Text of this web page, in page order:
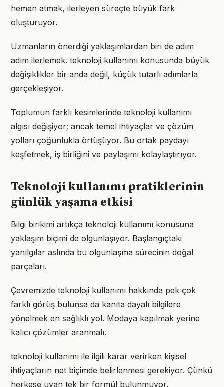
hemen atmak, ilerleyen süreçte büyük fark
oluşturuyor.
Uzmanların önerdiği yaklaşımlardan biri de adım
adım ilerlemek. teknoloji kullanımı konusunda büyük
değişiklikler bir anda değil, küçük tutarlı adımlarla
gerçekleşiyor.
Toplumun farklı kesimlerinde teknoloji kullanımı
algısı değişiyor; ancak temel ihtiyaçlar ve çözüm
yolları çoğunlukla örtüşüyor. Bu ortak paydayı
keşfetmek, iş birliğini ve paylaşımı kolaylaştırıyor.
Teknoloji kullanımı pratiklerinin
günlük yaşama etkisi
Bilgi birikimi artıkça teknoloji kullanımı konusuna
yaklaşım biçimi de olgunlaşıyor. Başlangıçtaki
yanılgılar aslında bu olgunlaşma sürecinin doğal
parçaları.
Çevremizde teknoloji kullanımı hakkında pek çok
farklı görüş bulunsa da kanıta dayalı bilgilere
yönelmek en sağlıklı yol. Modaya kapılmak yerine
kalıcı çözümler aranmalı.
teknoloji kullanımı ile ilgili karar verirken kişisel
ihtiyaçların net biçimde belirlenmesi gerekiyor. Çünkü
herkese uyan tek bir formül bulunmuyor.